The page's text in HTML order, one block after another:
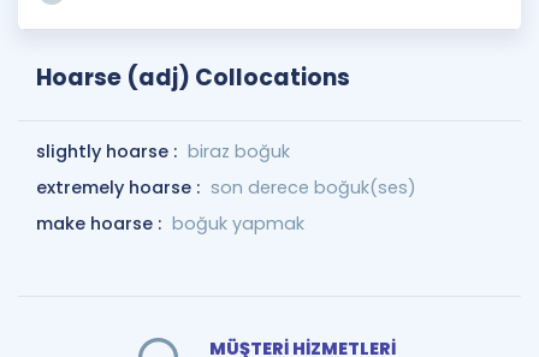
Hoarse (adj) Collocations
slightly hoarse : biraz boğuk
extremely hoarse : son derece boğuk(ses)
make hoarse : boğuk yapmak
MÜŞTERİ HİZMETLERİ